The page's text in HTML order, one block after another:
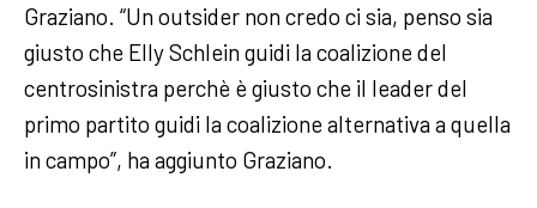
Graziano. “Un outsider non credo ci sia, penso sia
giusto che Elly Schlein guidi la coalizione del
centrosinistra perchè è giusto che il leader del
primo partito guidi la coalizione alternativa a quella
in campo”, ha aggiunto Graziano.